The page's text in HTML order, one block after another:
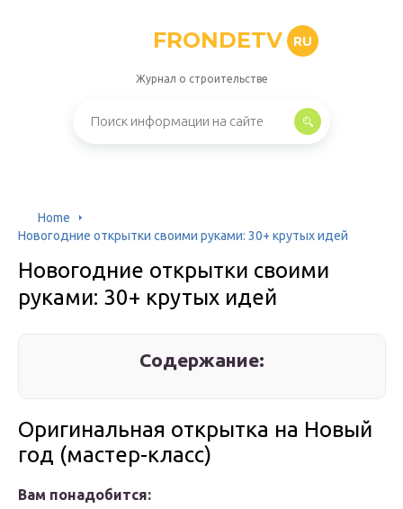
FRONDETV RU
Журнал о строительстве
Home
Новогодние открытки своими руками: 30+ крутых идей
Новогодние открытки своими
руками: 30+ крутых идей
Содержание:
Оригинальная открытка на Новый
год (мастер-класс)
Вам понадобится: